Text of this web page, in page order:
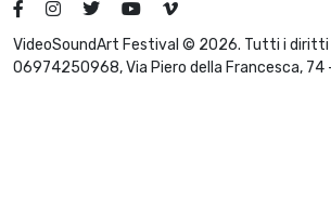
VideoSoundArt Festival © 2026. Tutti i diritti
06974250968, Via Piero della Francesca, 74